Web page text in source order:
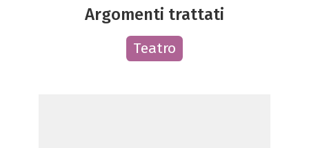
Argomenti trattati
Teatro